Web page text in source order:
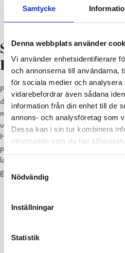
Samtycke
Denna webbplats använder
Vi använder enhetsidentifierare
och annonserna till användarna,
för sociala medier och analysera
vidarebefordrar även sådana
information från din enhet till de
annons- och analysföretag som
Dessa kan i sin tur kombinera
information som du har
Nödvändig
Inställningar
Statistik
Här fick man hitta på idéer och
kartan.
Studieorten
Finlands enda
Pojoviken ansåg man att i framtiden
dess status som enda fjord i Finland
marknadsföras mer. Raseborg som
uppsving genom nya
Harvard-filial i Raseborg? Finlands
på t.ex. marinbiologi i mitten av
lantbruksskola i Pojo trakten? Man
gemensamma skolor för olika